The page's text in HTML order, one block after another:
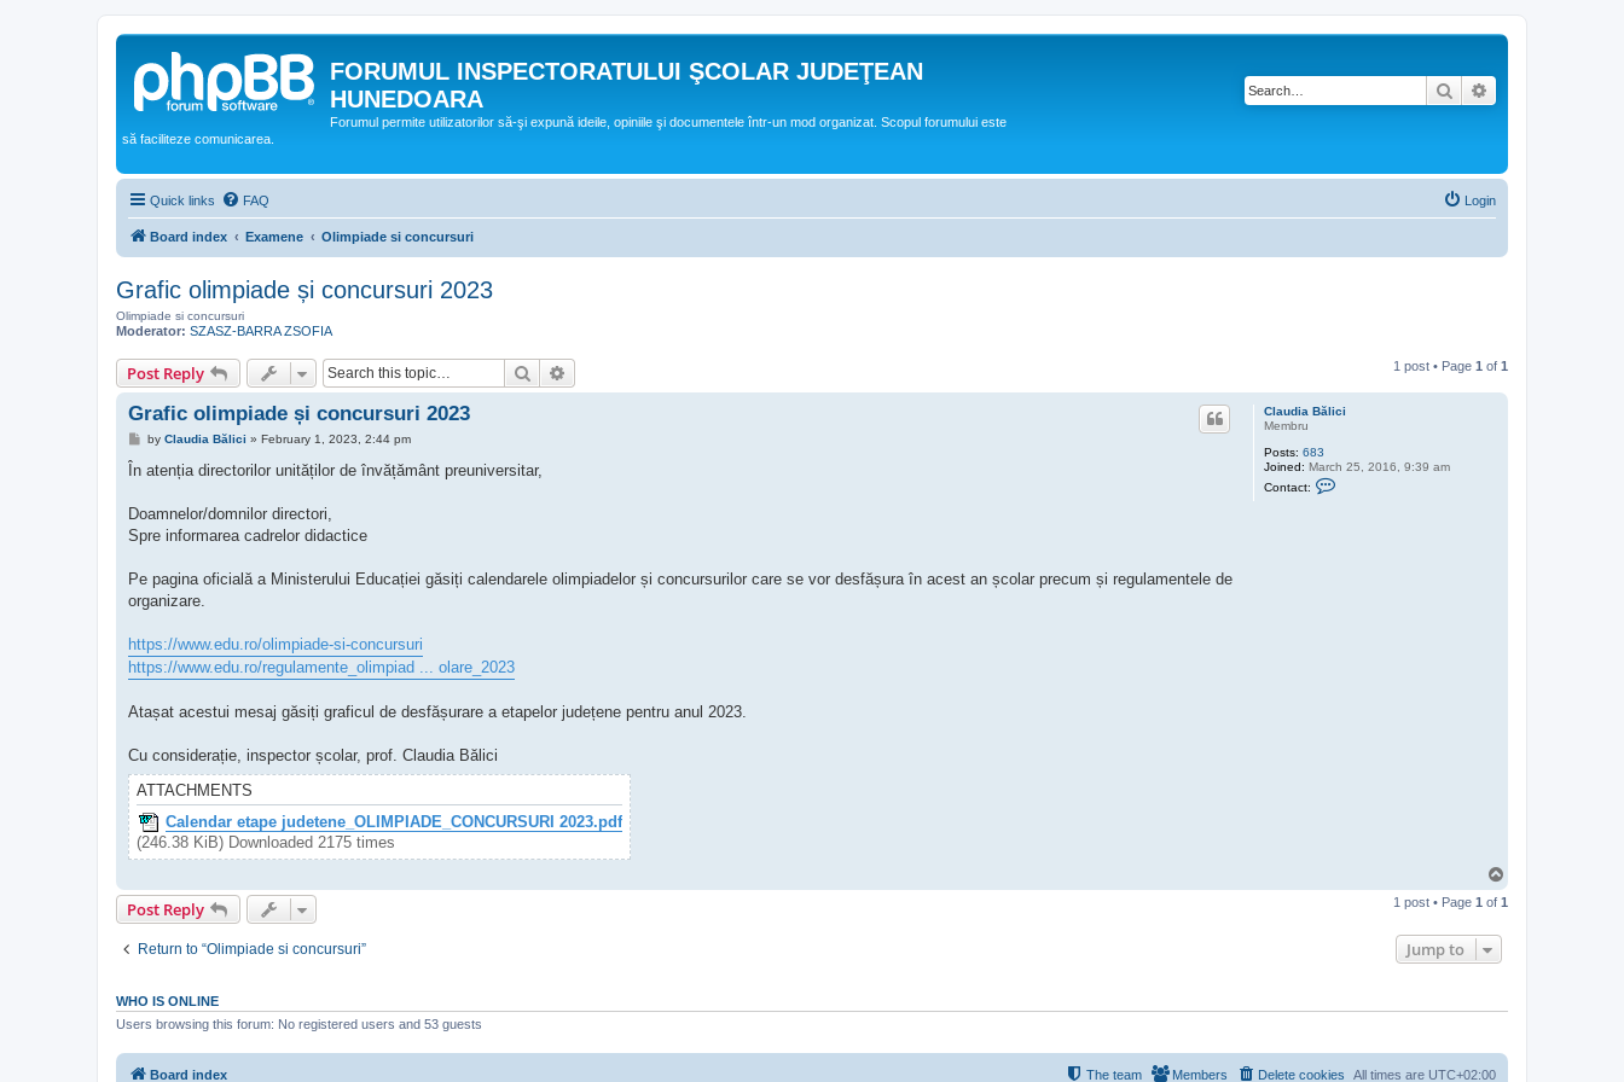
FORUMUL INSPECTORATULUI ŞCOLAR JUDEŢEAN
HUNEDOARA
Forumul permite utilizatorilor să-şi expună ideile, opiniile şi documentele într-un mod organizat. Scopul forumului este
să faciliteze comunicarea.
Search
Quick links FAQ Login
Board index Examene Olimpiade si concursuri
Grafic olimpiade și concursuri 2023
Olimpiade si concursuri
Moderator: SZASZ-BARRA ZSOFIA
Post Reply Search 1 post • Page 1 of 1
Claudia Bălici
Membru
Posts: 683
Joined: March 25, 2016, 9:39 am
Contact:
Grafic olimpiade și concursuri 2023
P
s
by Claudia Bălici » February 1, 2023, 2:44 pm
În atenția directorilor unităților de învățământ preuniversitar,
Doamnelor/domnilor directori,
Spre informarea cadrelor didactice
Pe pagina oficială a Ministerului Educației găsiți calendarele olimpiadelor și concursurilor care se vor desfășura în acest an școlar precum și regulamentele de
organizare.
https://www.edu.ro/olimpiade-si-concursuri
https://www.edu.ro/regulamente_olimpiad ... olare_2023
Atașat acestui mesaj găsiți graficul de desfășurare a etapelor județene pentru anul 2023.
Cu considerație, inspector școlar, prof. Claudia Bălici
ATTACHMENTS
Calendar etape judetene_OLIMPIADE_CONCURSURI 2023.pdf
(246.38 KiB) Downloaded 2175 times
p
Post Reply 1 post • Page 1 of 1
Return to “Olimpiade si concursuri” Jump to
WHO IS ONLINE
Users browsing this forum: No registered users and 53 guests
Board index All times are UTC+02:00
Delete cookies
Members
The team